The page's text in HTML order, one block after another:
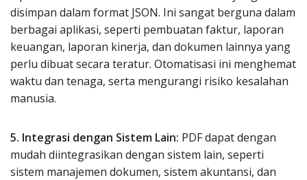
disimpan dalam format JSON. Ini sangat berguna dalam
berbagai aplikasi, seperti pembuatan faktur, laporan
keuangan, laporan kinerja, dan dokumen lainnya yang
perlu dibuat secara teratur. Otomatisasi ini menghemat
waktu dan tenaga, serta mengurangi risiko kesalahan
manusia.
5. Integrasi dengan Sistem Lain: PDF dapat dengan
mudah diintegrasikan dengan sistem lain, seperti
sistem manajemen dokumen, sistem akuntansi, dan